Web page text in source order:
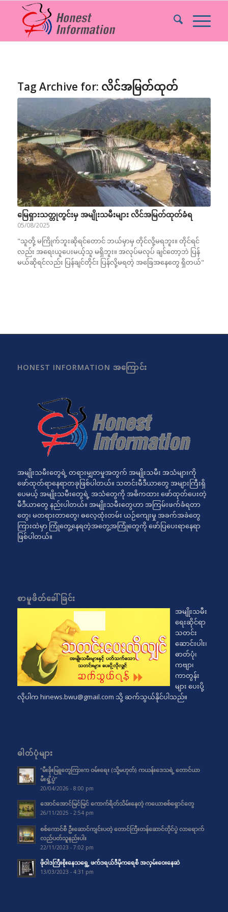
Tag Archive for: လိင်အမြတ်ထုတ်
မြေရှားသတ္တုတွင်းမှ အမျိုးသမီးများ လိင်အမြတ်ထုတ်ခံရ
05/08/2025
"သူတို့ မကြိုက်ဘူးဆိုရင်တောင် ဘယ်မှာမှ တိုင်လို့မရဘူး။ တိုင်ရင်
လည်း အရေးယူပေးမယ့်သူ မရှိဘူး။ အလုပ်မလုပ် ချင်တော့ဘဲ ပြန်
မယ်ဆိုရင်လည်း ပြန်ချင်တိုင်း ပြန်လို့မရတဲ့ အခြေအနေတွေ ရှိတယ်"
HONEST INFORMATION အကြောင်း
အမျိုးသမီးတွေရဲ့ တရားမျှတမှုအတွက် အမျိုးသမီး အသံများကို
ဖော်ထုတ်ရာနေရာတခုဖြစ်ပါတယ်။ သတင်းမီဒီယာတွေ အများကြီးရှိ
ပေမယ့် အမျိုးသမီးတွေရဲ့ အသံတွေကို အဓိကထား ဖော်ထုတ်ပေးတဲ့
မီဒီယာတွေ နည်းပါတယ်။ အမျိုးသမီးတွေဟာ အကြမ်းဖက်ခံရတာ
တွေ၊ မတရားတာတွေ၊ ဓလေ့ထုံးတမ်း ယဉ်ကျေးမှု အခက်အခဲတွေ
ကြားထဲမှာ ကြုံတွေ့နေရတဲ့အတွေ့အကြုံတွေကို ဖော်ပြပေးရာနေရာ
ဖြစ်ပါတယ်။
စာမူဖိတ်ခေါ်ခြင်း
အမျိုးသမီး
ရေးဆိုင်ရာ
သတင်း
ဆောင်းပါး၊
ဓာတ်ပုံ၊
ကဗျာ၊
ကာတွန်း
များ ပေးပို့
လိုပါက hinews.bwu@gmail.com သို့ ဆက်သွယ်နိုင်ပါသည်။
ဓါတ်ပုံများ
“မီးခိုးမြူတွေကြားက ဝမ်းရေး (သို့မဟုတ်) ကယန်းဒေသရဲ့ တောင်ယာ
မီးရှို့ပွဲ”
20/04/2026 - 8:00 pm
အောင်အောင်မြင်မြင် ကောက်ရိတ်သိမ်းနေတဲ့ ကယောစစ်ရှောင်တွေ
26/11/2025 - 2:54 pm
စစ်ကောင်စီ ဦးဆောင်ကျင်းပတဲ့ တောင်ကြီးတန်ဆောင်တိုင်ပွဲ လာရောက်
လည်ပတ်သူနည်းပါး
22/11/2023 - 7:02 pm
ဖိုဝါဒကြီးစိုးနေသရွေ့ ဖက်ဒရယ်ဒီမိုကရေစီ အလှမ်းဝေးနေဆဲ
13/03/2023 - 4:31 pm